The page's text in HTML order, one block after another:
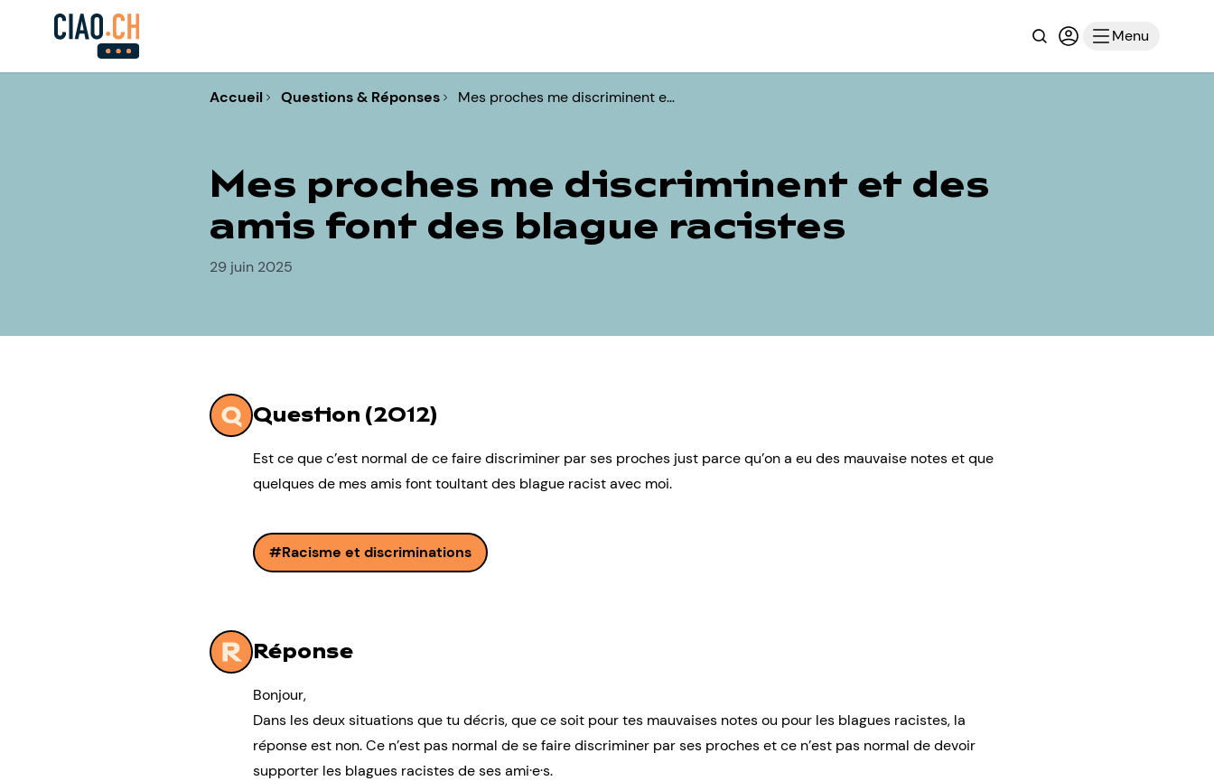
RechercheConnexion ou
Menu
Accueil Questions & Réponses Mes proches me discriminent e…
Mes proches me discriminent et des
amis font des blague racistes
29 juin 2025
Question (2012)
Est ce que c’est normal de ce faire discriminer par ses proches just parce qu’on a eu des mauvaise notes et que
quelques de mes amis font toultant des blague racist avec moi.
Racisme et discriminations
Réponse
Bonjour,
Dans les deux situations que tu décris, que ce soit pour tes mauvaises notes ou pour les blagues racistes, la
réponse est non. Ce n’est pas normal de se faire discriminer par ses proches et ce n’est pas normal de devoir
supporter les blagues racistes de ses ami·e·s.